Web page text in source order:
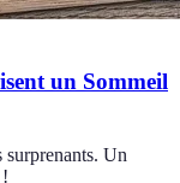
un Sommeil
Un